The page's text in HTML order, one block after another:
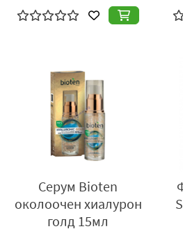
Серум Bioten
околоочен хиалурон
голд 15мл